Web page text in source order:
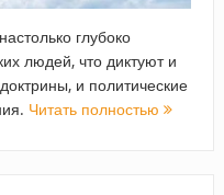
глубоко
людей, что диктуют и
и политические
Читать полностью